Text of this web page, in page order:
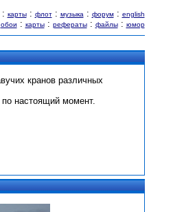
карты: флот: музыка: форум: english
обои : карты: рефераты: файлы: юмор
кранов различных
настоящий момент.